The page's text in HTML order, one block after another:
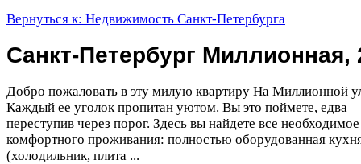
Вернуться к: Недвижимость Санкт-Петербурга
Санкт-Петербург Миллионная,
Добро пожаловать в эту милую квартиру На Миллионной
Каждый ее уголок пропитан уютом. Вы это поймете, едва
переступив через порог. Здесь вы найдете все
комфортного проживания: полностью оборудованная
(холодильник, плита ...